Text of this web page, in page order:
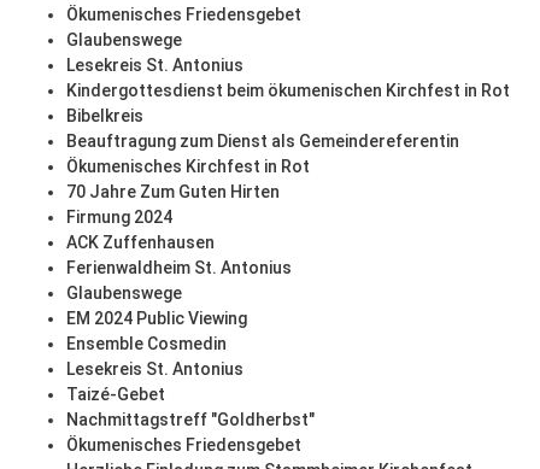
Ökumenisches Friedensgebet
Glaubenswege
Lesekreis St. Antonius
Kindergottesdienst beim ökumenischen Kirchfest in Rot
Bibelkreis
Beauftragung zum Dienst als Gemeindereferentin
Ökumenisches Kirchfest in Rot
70 Jahre Zum Guten Hirten
Firmung 2024
ACK Zuffenhausen
Ferienwaldheim St. Antonius
Glaubenswege
EM 2024 Public Viewing
Ensemble Cosmedin
Lesekreis St. Antonius
Taizé-Gebet
Nachmittagstreff "Goldherbst"
Ökumenisches Friedensgebet